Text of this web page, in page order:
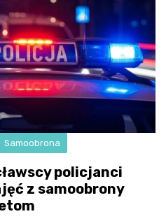
Samoobrona
policjanci
z samoobrony